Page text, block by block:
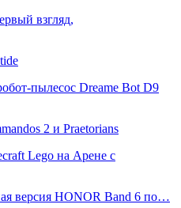
взгляд,
пылесос Dreame Bot D9
2 и Praetorians
Lego на Арене с
версия HONOR Band 6 по…